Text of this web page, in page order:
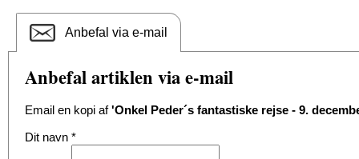
Anbefal via e-mail
Anbefal artiklen via e-mail
Email en kopi af'Onkel Peder´s fantastiske rejse - 9.
Dit navn *